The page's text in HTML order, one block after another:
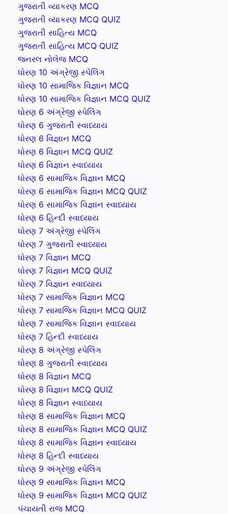
ગુજરાતી વ્યાકરણ MCQ
ગુજરાતી વ્યાકરણ MCQ QUIZ
ગુજરાતી સાહિત્ય MCQ
ગુજરાતી સાહિત્ય MCQ QUIZ
જનરલ નોલેજ MCQ
ધોરણ 10 અંગ્રેજી સ્પેલિંગ
ધોરણ 10 સામાજિક વિજ્ઞાન MCQ
ધોરણ 10 સામાજિક વિજ્ઞાન MCQ QUIZ
ધોરણ 6 અંગ્રેજી સ્પેલિંગ
ધોરણ 6 ગુજરાતી સ્વાધ્યાય
ધોરણ 6 વિજ્ઞાન MCQ
ધોરણ 6 વિજ્ઞાન MCQ QUIZ
ધોરણ 6 વિજ્ઞાન સ્વાધ્યાય
ધોરણ 6 સામાજિક વિજ્ઞાન MCQ
ધોરણ 6 સામાજિક વિજ્ઞાન MCQ QUIZ
ધોરણ 6 સામાજિક વિજ્ઞાન સ્વાધ્યાય
ધોરણ 6 હિન્દી સ્વાધ્યાય
ધોરણ 7 અંગ્રેજી સ્પેલિંગ
ધોરણ 7 ગુજરાતી સ્વાધ્યાય
ધોરણ 7 વિજ્ઞાન MCQ
ધોરણ 7 વિજ્ઞાન MCQ QUIZ
ધોરણ 7 વિજ્ઞાન સ્વાધ્યાય
ધોરણ 7 સામાજિક વિજ્ઞાન MCQ
ધોરણ 7 સામાજિક વિજ્ઞાન MCQ QUIZ
ધોરણ 7 સામાજિક વિજ્ઞાન સ્વાધ્યાય
ધોરણ 7 હિન્દી સ્વાધ્યાય
ધોરણ 8 અંગ્રેજી સ્પેલિંગ
ધોરણ 8 ગુજરાતી સ્વાધ્યાય
ધોરણ 8 વિજ્ઞાન MCQ
ધોરણ 8 વિજ્ઞાન MCQ QUIZ
ધોરણ 8 વિજ્ઞાન સ્વાધ્યાય
ધોરણ 8 સામાજિક વિજ્ઞાન MCQ
ધોરણ 8 સામાજિક વિજ્ઞાન MCQ QUIZ
ધોરણ 8 સામાજિક વિજ્ઞાન સ્વાધ્યાય
ધોરણ 8 હિન્દી સ્વાધ્યાય
ધોરણ 9 અંગ્રેજી સ્પેલિંગ
ધોરણ 9 સામાજિક વિજ્ઞાન MCQ
ધોરણ 9 સામાજિક વિજ્ઞાન MCQ QUIZ
પંચાયતી રાજ MCQ